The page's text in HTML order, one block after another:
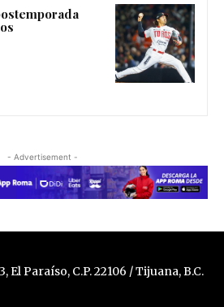
- Advertisement -
El Paraíso, C.P. 22106 / Tijuana, B.C.